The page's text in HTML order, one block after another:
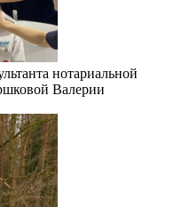
нотариальной
Валерии